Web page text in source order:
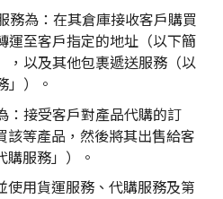
務為：在其倉庫接收客戶購買
運至客戶指定的地址（以下簡
，以及其他包裹遞送服務（以
」）。
：接受客戶對產品代購的訂
該等產品，然後將其出售給客
購服務」）。
使用貨運服務、代購服務及第